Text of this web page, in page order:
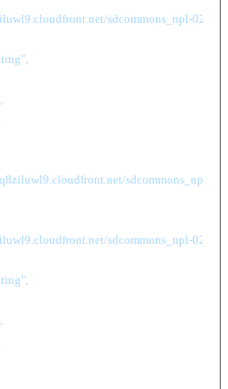
sdcommons_npl-
,
sdcommons_npl-
sdcommons_npl-
,